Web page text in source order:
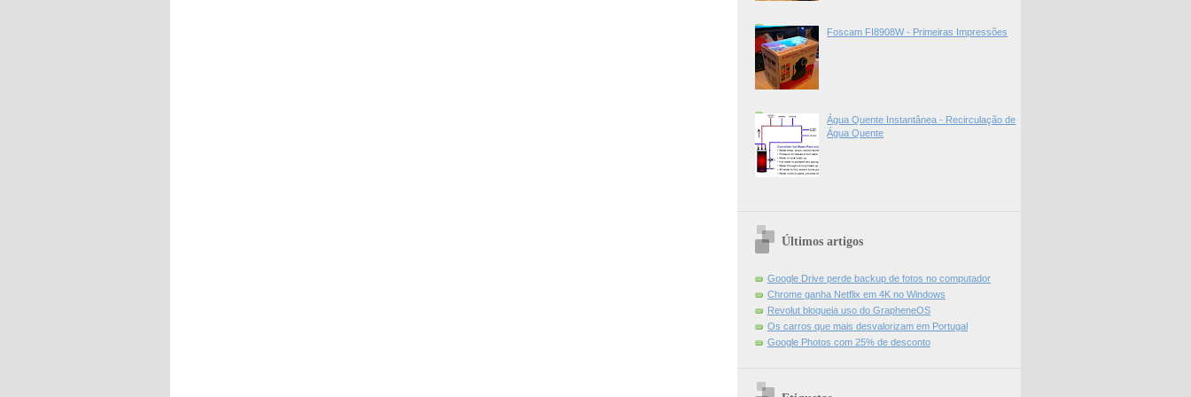
Foscam FI8908W - Primeiras Impressões
Água Quente Instantânea - Recirculação de
Água Quente
Últimos artigos
Google Drive perde backup de fotos no computador
Chrome ganha Netflix em 4K no Windows
Revolut bloqueia uso do GrapheneOS
Os carros que mais desvalorizam em Portugal
Google Photos com 25% de desconto